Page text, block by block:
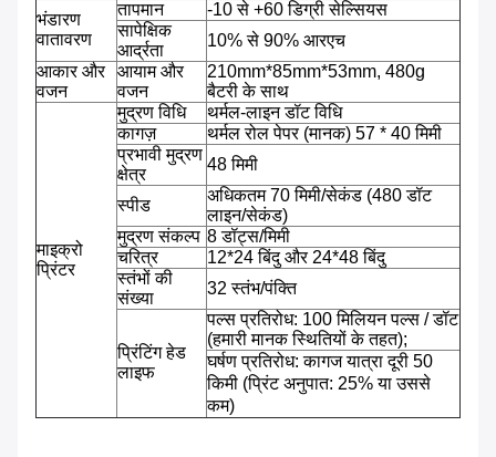
भंडारण
वातावरण
तापमान
-10 से +60 डिग्री सेल्सियस
सापेक्षिक
आर्द्रता
10% से 90% आरएच
आकार और
वजन
आयाम और
वजन
210mm*85mm*53mm, 480g
बैटरी के साथ
माइक्रो
प्रिंटर
मुद्रण विधि
थर्मल-लाइन डॉट विधि
कागज़
थर्मल रोल पेपर (मानक) 57 * 40 मिमी
प्रभावी मुद्रण
क्षेत्र
48 मिमी
स्पीड
अधिकतम 70 मिमी/सेकंड (480 डॉट
लाइन/सेकंड)
मुद्रण संकल्प 8 डॉट्स/मिमी
चरित्र
12*24 बिंदु और 24*48 बिंदु
स्तंभों की
संख्या
32 स्तंभ/पंक्ति
प्रिंटिंग हेड
लाइफ
पल्स प्रतिरोध: 100 मिलियन पल्स / डॉट
(हमारी मानक स्थितियों के तहत);
घर्षण प्रतिरोध: कागज यात्रा दूरी 50
किमी (प्रिंट अनुपात: 25% या उससे
कम)